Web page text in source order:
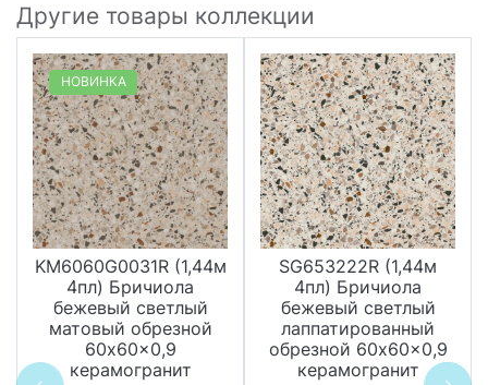
Другие товары коллекции
НОВИНКА
KM6060G0031R (1,44м
4пл) Бричиола
бежевый светлый
матовый обрезной
60x60x0,9
керамогранит
SG653222R (1,44м
4пл) Бричиола
бежевый светлый
лаппатированный
обрезной 60x60x0,9
керамогранит